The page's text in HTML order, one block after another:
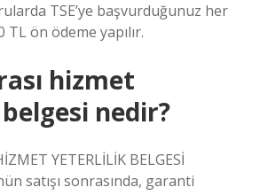
TSE’ye başvurduğunuz her
ön ödeme yapılır.
hizmet
nedir?
YETERLİLİK BELGESİ
satışı sonrasında, garanti